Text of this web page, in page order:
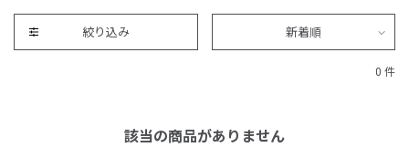
絞り込み 新着順
0 件
該当の商品がありません